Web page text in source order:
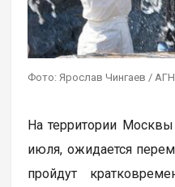
Фото: Ярослав Чингаев /
На территории
июля, ожидается
пройдут